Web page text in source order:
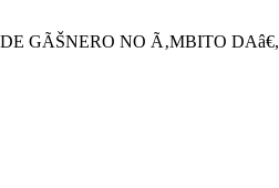
GÃŠNERO NO Ã‚MBITO DAâ€,